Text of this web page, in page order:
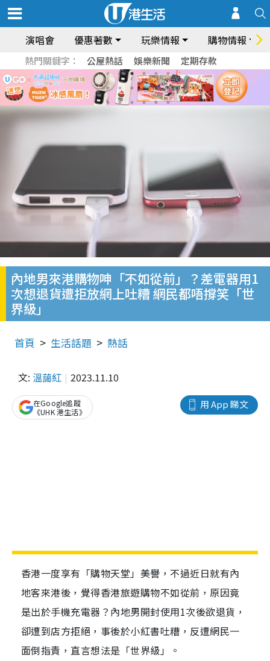
演唱會 優惠著數 玩樂情報 購物情報
熱門關鍵字： 公屋熱話 娛樂新聞 定期存款
內地男來港購物呻「不如從前」？差電器用1
次想退貨遭拒放網上吐糟 網民都唔撐笑「世
界級」
首頁 生活話題 熱話
文: 溫藹紅 2023.11.10
用 App 睇文
在Google追蹤
《UHK 港生活》
香港一度享有「購物天堂」美譽，不過近日就有內
地客來港後，覺得香港旅遊購物不如從前，原因竟
是出於手機充電器？內地男開封使用1次後欲退貨，
卻遭到店方拒絕，事後於小紅書吐糟，反遭網民一
面倒指責，直言想法是「世界級」。